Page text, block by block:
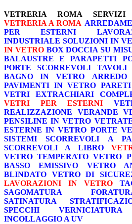
VETRERIA ROMA
VETRERIA A ROMA
PER ESTERNI
INDUSTRIALE SOLUZIONI IN
IN VETRO BOX DOCCIA SU
BALAUSTRE E PARAPETTI
PORTE SCORREVOLI
TAVOLI
BAGNO IN VETRO
PAVIMENTI IN VETRO
VETRI EXTRACHIARI
VETRI PER ESTERNI
REALIZZAZIONE VERANDE
PENSILINE IN VETRO
ESTERNE IN VETRO PORTE
SISTEMI SCORREVOLI A
SCORREVOLI A LIBRO
VETRO TEMPERATO VETRO
BASSO EMISSIVO
VETRO
BLINDATO
VETRO DI
LAVORAZIONI IN VETRO
SAGOMATURA
SATINATURA
SPECCHI
INCOLLAGGIO A UV